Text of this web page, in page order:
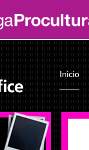
Inicio